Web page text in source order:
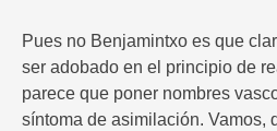
Pues no Benjamintxo es que
ser adobado en el principio de
parece que poner nombres
síntoma de asimilación. Vamos,